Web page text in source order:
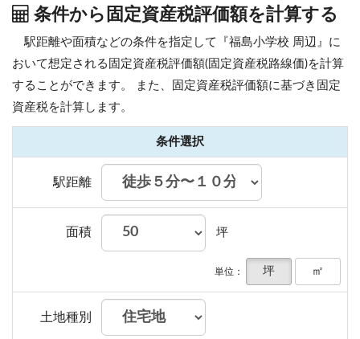
条件から固定資産税評価額を計算する
駅距離や面積などの条件を指定して『福島小学校 周辺』に
おいて想定される固定資産税評価額(固定資産税路線価)を計算
することができます。
また、固定資産税評価額に基づき固定
資産税を計算します。
条件選択
駅距離
面積 坪
単位： 坪 ㎡
土地種別